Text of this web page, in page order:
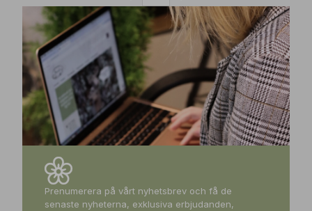
Prenumerera på vårt nyhetsbrev och få de
senaste nyheterna, exklusiva erbjudanden,